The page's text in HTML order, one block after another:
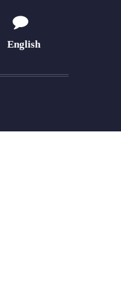
English